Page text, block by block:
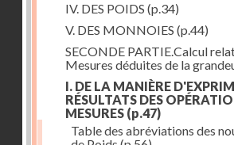
IV. DES POIDS (p.34)
V. DES MONNOIES (p.44)
SECONDE PARTIE.Calcul
Mesures déduites de la
I. DE LA MANIÈRE
RÉSULTATS DES
MESURES (p.47)
Table des abréviations des